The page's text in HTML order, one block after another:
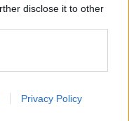
disclose it to other
Privacy Policy
în care este
cere închisoare